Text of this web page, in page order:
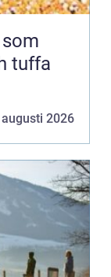
tuffa
2026